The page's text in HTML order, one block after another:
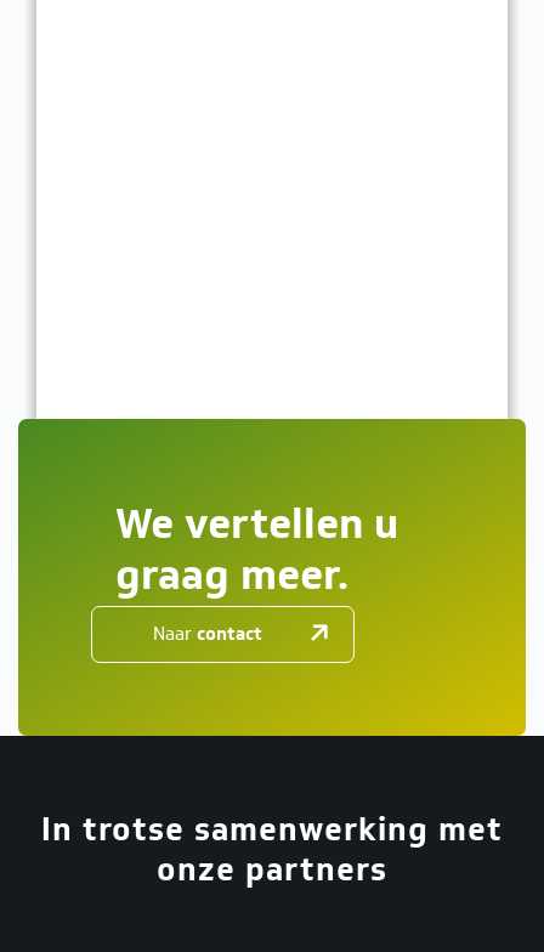
We vertellen u
graag meer.
Naarcontact
In trotse samenwerking met
onze partners